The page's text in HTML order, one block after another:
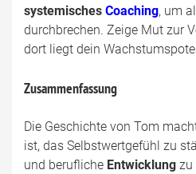
systemisches Coaching, um
durchbrechen. Zeige Mut zur
dort liegt dein
Zusammenfassung
Die Geschichte von Tom
ist, das Selbstwertgefühl zu
und berufliche Entwicklung zu